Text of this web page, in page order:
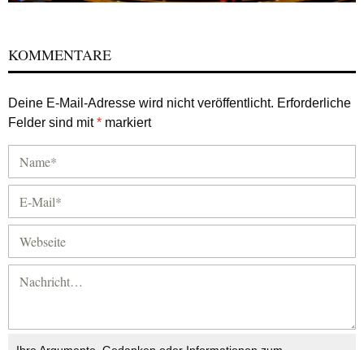
KOMMENTARE
Deine E-Mail-Adresse wird nicht veröffentlicht. Erforderliche
Felder sind mit* markiert